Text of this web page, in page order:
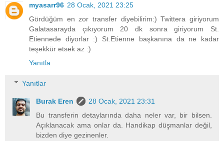
myasarr96 28 Ocak, 2021 23:25
Gördüğüm en zor transfer diyebilirim:) Twittera giriyorum
Galatasarayda çıkıyorum 20 dk sonra giriyorum St.
Etiennede diyorlar :) St.Etienne başkanına da ne kadar
teşekkür etsek az :)
Yanıtla
Yanıtlar
Burak Eren
28 Ocak, 2021 23:31
Bu transferin detaylarında daha neler var, bir bilsen.
Açıklanacak ama onlar da. Handikap düşmanlar değil,
bizden diye gezinenler.